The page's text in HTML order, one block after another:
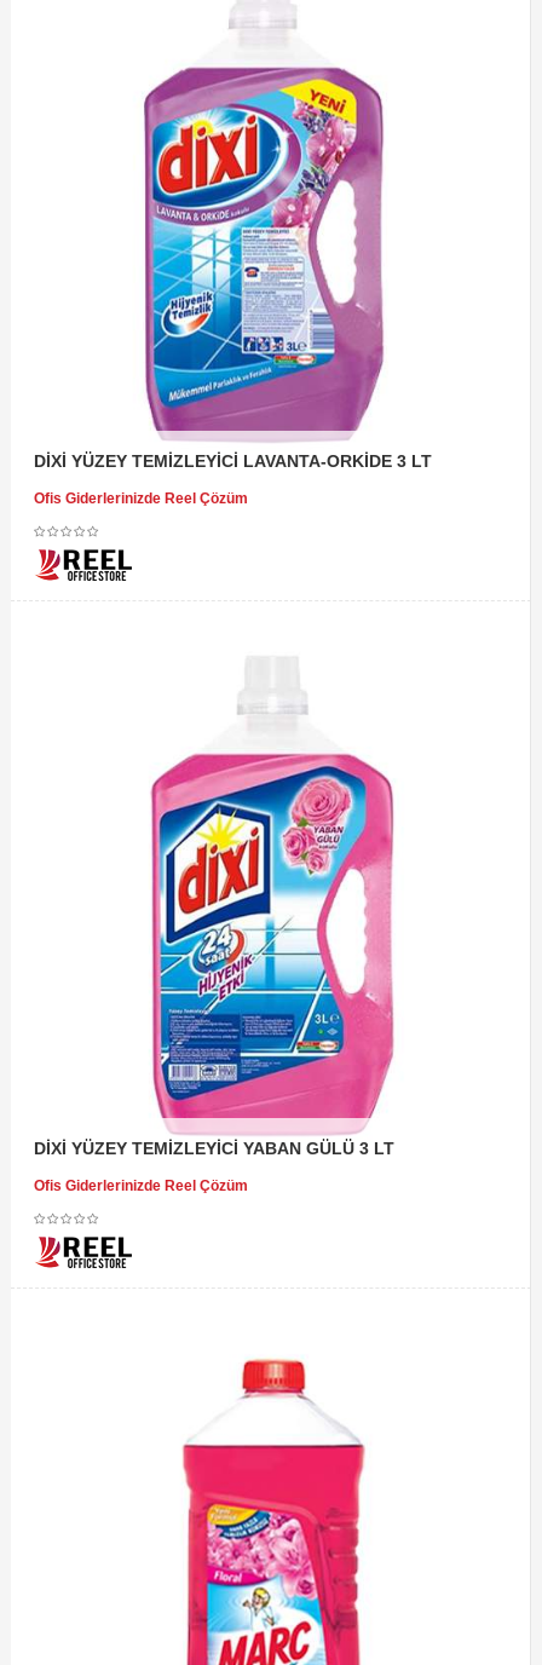
DİXİ YÜZEY TEMİZLEYİCİ LAVANTA-ORKİDE 3 LT
Ofis Giderlerinizde Reel Çözüm
DİXİ YÜZEY TEMİZLEYİCİ YABAN GÜLÜ 3 LT
Ofis Giderlerinizde Reel Çözüm